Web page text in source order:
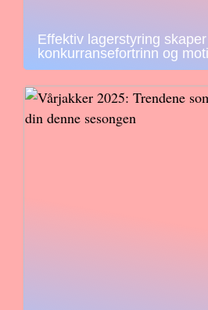
Effektiv lagerstyring skaper
konkurransefortrinn og